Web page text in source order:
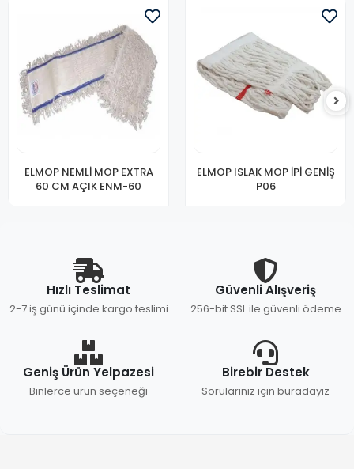
ELMOP NEMLİ MOP EXTRA
60 CM AÇIK ENM-60
ELMOP ISLAK MOP İPİ GENİŞ
P06
Hızlı Teslimat
2-7 iş günü içinde kargo teslimi
Güvenli Alışveriş
256-bit SSL ile güvenli ödeme
Geniş Ürün Yelpazesi
Binlerce ürün seçeneği
Birebir Destek
Sorularınız için buradayız